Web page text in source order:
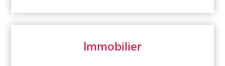
Immobilier